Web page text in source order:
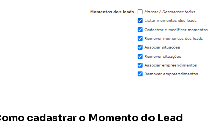
cadastrar o Momento do Lead